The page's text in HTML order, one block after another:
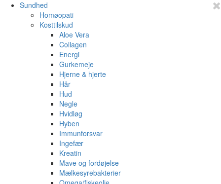
Sundhed
Homøopati
Kosttilskud
Aloe Vera
Collagen
Energi
Gurkemeje
Hjerne & hjerte
Hår
Hud
Negle
Hvidløg
Hyben
Immunforsvar
Ingefær
Kreatin
Mave og fordøjelse
Mælkesyrebakterier